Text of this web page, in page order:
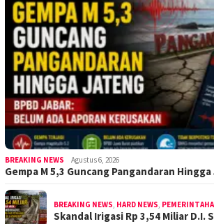
BREAKING NEWS Agustus 6, 2026
Gempa M 5,3 Guncang Pangandaran
BREAKING NEWS, HARD NEWS,
Skandal Irigasi Rp 3,54 Miliar D.I.